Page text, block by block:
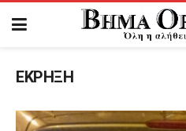
ΕΚΡΗΞΗ